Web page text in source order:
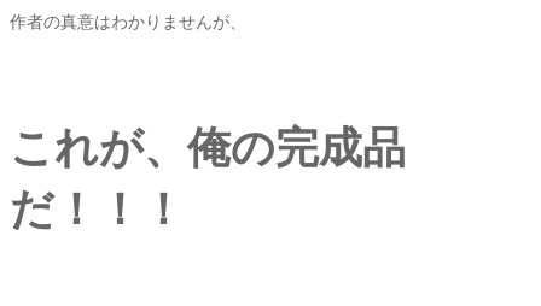
作者の真意はわかりませんが、
これが、俺の完成品
だ！！！